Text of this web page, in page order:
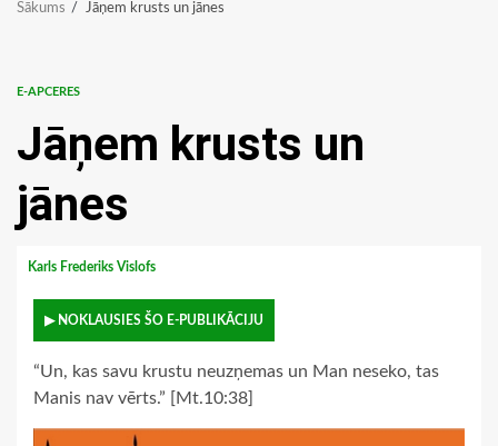
Sākums Jāņem krusts un jānes
E-APCERES
Jāņem krusts un
jānes
Karls Frederiks Vislofs
▶ NOKLAUSIES ŠO E-PUBLIKĀCIJU
“Un, kas savu krustu neuzņemas un Man neseko, tas
Manis nav vērts.” [Mt.10:38]